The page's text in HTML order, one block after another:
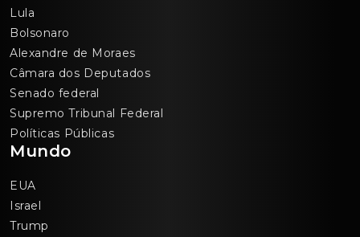
Lula
Bolsonaro
Alexandre de Moraes
Câmara dos Deputados
Senado federal
Supremo Tribunal Federal
Políticas Públicas
Mundo
EUA
Israel
Trump